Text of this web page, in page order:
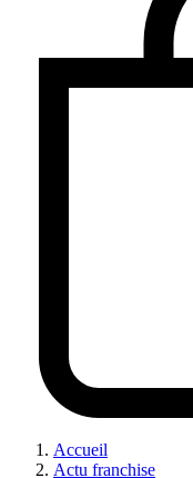
Accueil
Actu franchise